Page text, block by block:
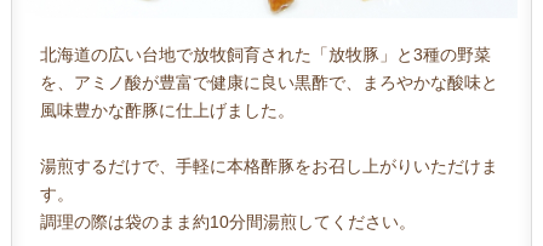
北海道の広い台地で放牧飼育された「放牧豚」と3種の野菜
を、アミノ酸が豊富で健康に良い黒酢で、まろやかな酸味と
風味豊かな酢豚に仕上げました。
湯煎するだけで、手軽に本格酢豚をお召し上がりいただけま
す。
調理の際は袋のまま約10分間湯煎してください。